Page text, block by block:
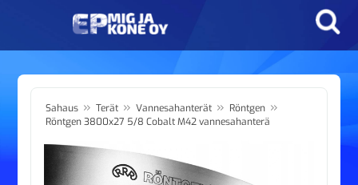
Sahaus » Terät » Vannesahanterät » Röntgen »
Röntgen 3800x27 5/8 Cobalt M42 vannesahanterä